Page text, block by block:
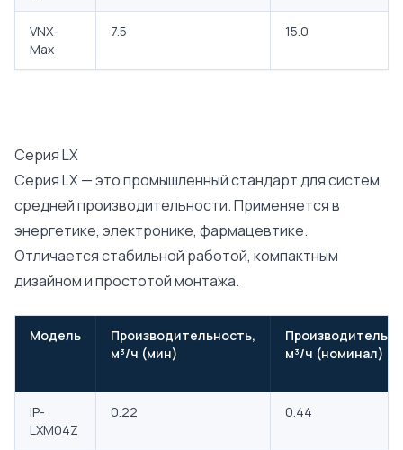
VNX-
Max
7.5 15.0
Серия LX
Серия LX — это промышленный стандарт для систем
средней производительности. Применяется в
энергетике, электронике, фармацевтике.
Отличается стабильной работой, компактным
дизайном и простотой монтажа.
Модель
Производительность,
м³/ч (мин)
м³/ч (номинал)
IP-
LXM04Z
0.22 0.44